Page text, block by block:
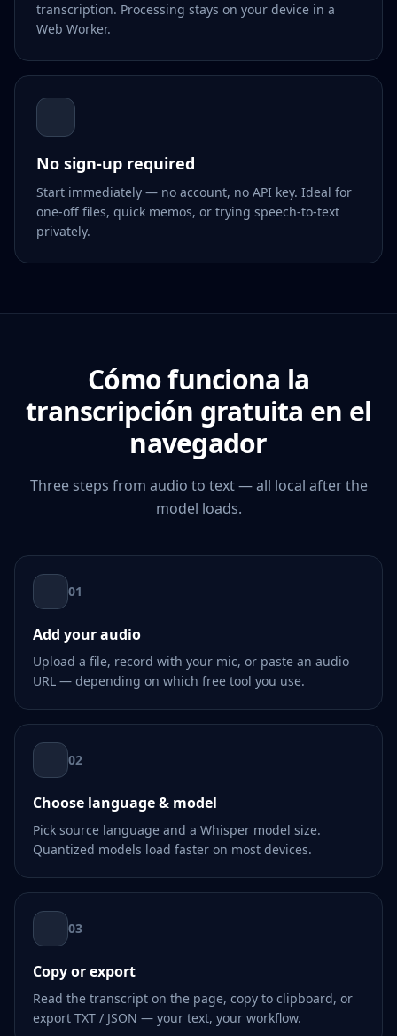
transcription. Processing stays on your device in a
Web Worker.
No sign-up required
Start immediately — no account, no API key. Ideal for
one-off files, quick memos, or trying speech-to-text
privately.
Cómo funciona la
transcripción gratuita en el
navegador
Three steps from audio to text — all local after the
model loads.
01
Add your audio
Upload a file, record with your mic, or paste an audio
URL — depending on which free tool you use.
02
Choose language & model
Pick source language and a Whisper model size.
Quantized models load faster on most devices.
03
Copy or export
Read the transcript on the page, copy to clipboard, or
export TXT / JSON — your text, your workflow.